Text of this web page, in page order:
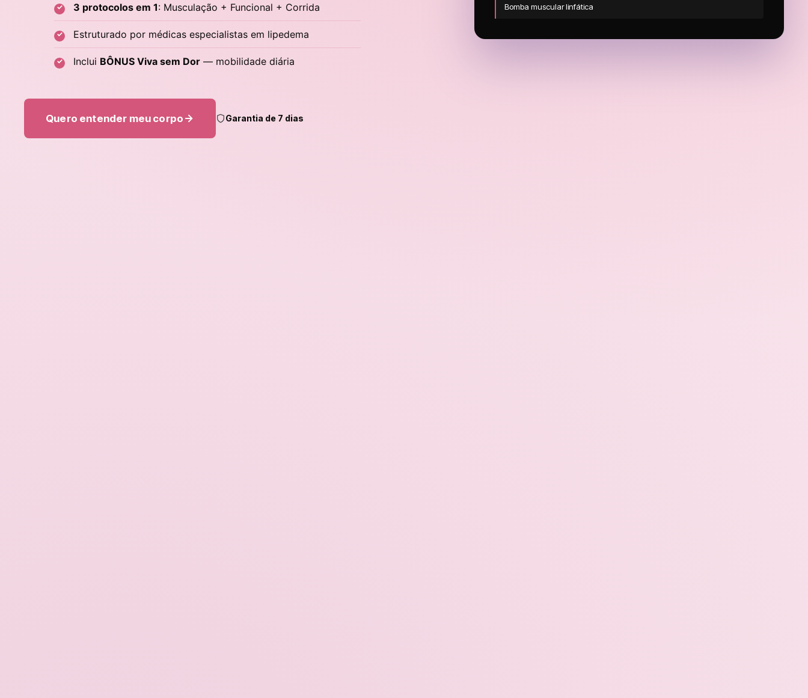
3 protocolos em 1: Musculação + Funcional + Corrida
Estruturado por médicas especialistas em lipedema
Inclui BÔNUS Viva sem Dor — mobilidade diária
Quero entender meu corpo Garantia de 7 dias
Bomba muscular linfática